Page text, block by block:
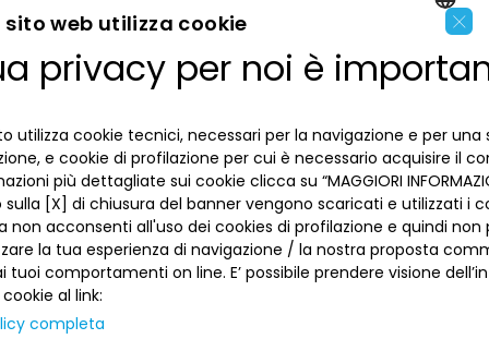
LA BANCA
Dove siamo
Lavora con noi
Reclami
Numeri utili
INFORMAZIONI PER IL CLIENTE
Privacy
La tua scelta sui cookies
Informativa al pubblico
Sepa
Sicurezza
ACCESSIBILITÀ E APP
SEGUICI SUI SOCIAL
ENGLISH
×
sito web utilizza cookie
privacy per noi è
utilizza cookie tecnici, necessari per la navigazione e per una
e cookie di profilazione per cui è necessario acquisire il
più dettagliate sui cookie clicca su “MAGGIORI
[X] di chiusura del banner vengono scaricati e utilizzati i
non acconsenti all'uso dei cookies di profilazione e quindi non
la tua esperienza di navigazione / la nostra proposta
tuoi comportamenti on line. E’ possibile prendere visione
al link:
completa